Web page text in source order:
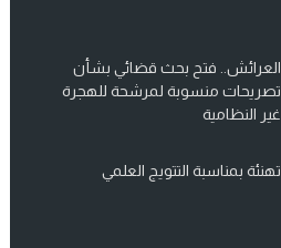
العرائش.. فتح بحث قضائي بشأن
تصريحات منسوبة لمرشحة للهجرة
غير النظامية
تهنئة بمناسبة التتويج العلمي